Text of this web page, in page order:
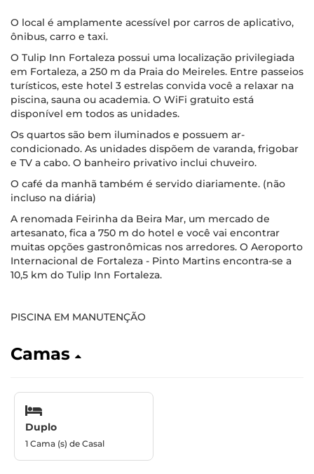
O local é amplamente acessível por carros de aplicativo,
ônibus, carro e taxi.
O Tulip Inn Fortaleza possui uma localização privilegiada
em Fortaleza, a 250 m da Praia do Meireles. Entre passeios
turísticos, este hotel 3 estrelas convida você a relaxar na
piscina, sauna ou academia. O WiFi gratuito está
disponível em todos as unidades.
Os quartos são bem iluminados e possuem ar-
condicionado. As unidades dispõem de varanda, frigobar
e TV a cabo. O banheiro privativo inclui chuveiro.
O café da manhã também é servido diariamente. (não
incluso na diária)
A renomada Feirinha da Beira Mar, um mercado de
artesanato, fica a 750 m do hotel e você vai encontrar
muitas opções gastronômicas nos arredores. O Aeroporto
Internacional de Fortaleza - Pinto Martins encontra-se a
10,5 km do Tulip Inn Fortaleza.
PISCINA EM MANUTENÇÃO
Camas
Duplo
1 Cama (s) de Casal